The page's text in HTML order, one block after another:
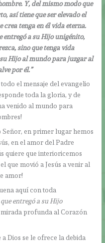
Y, del mismo modo que
así tiene que ser elevado el
crea tenga en él vida eterna.
entregó a su Hijo unigénito,
sino que tenga vida
Hijo al mundo para juzgar al
por él.”
el mensaje del evangelio
toda la gloria, y de
venido al mundo para
en primer lugar hemos
en el amor del Padre
quiere que interioricemos
que movió a Jesús a venir al
amor!
aquí con toda
entregó a su Hijo
profunda al Corazón
Dios se le ofrece la debida